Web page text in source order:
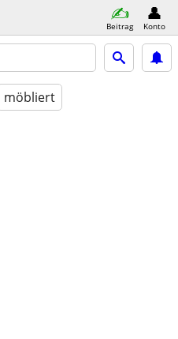
Beitrag Konto
möbliert